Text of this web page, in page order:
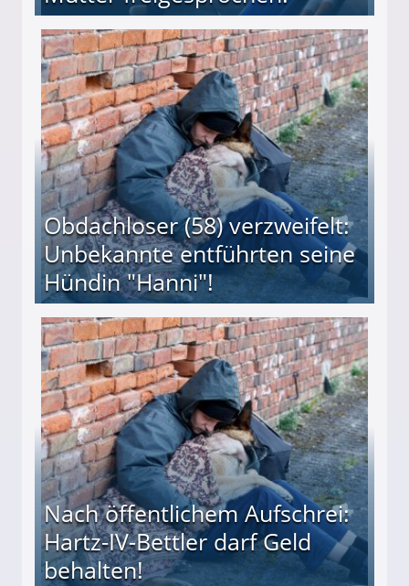
Mutter freigesprochen!
Obdachloser (58) verzweifelt:
Unbekannte entführten seine
Hündin "Hanni"!
entführten seine Hündin "Hanni"!
Nach öffentlichem Aufschrei:
Hartz-IV-Bettler darf Geld
behalten!